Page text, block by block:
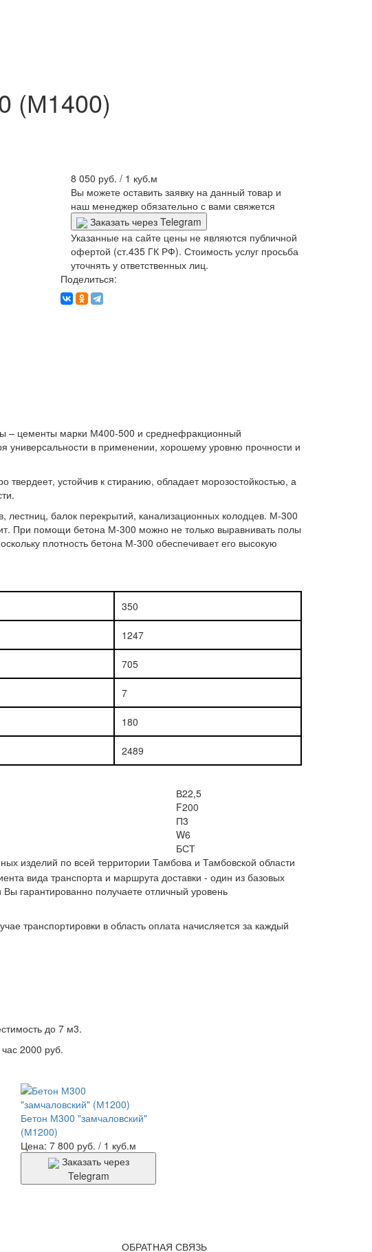
(М1400)
8 050 руб. / 1 куб.м
Вы можете оставить заявку на данный товар и
наш менеджер обязательно с вами свяжется
Заказать через Telegram
Указанные на сайте цены не являются публичной
офертой (ст.435 ГК РФ). Стоимость услуг просьба
уточнять у ответственных лиц.
Поделиться:
– цементы марки М400-500 и среднефракционный
универсальности в применении, хорошему уровню прочности и
устойчив к стиранию, обладает морозостойкостью, а
балок перекрытий, канализационных колодцев. М-300
При помощи бетона М-300 можно не только выравнивать полы
плотность бетона М-300 обеспечивает его высокую
350
1247
705
7
180
2489
В22,5
F200
П3
W6
БСТ
изделий по всей территории Тамбова и Тамбовской области
вида транспорта и маршрута доставки - один из базовых
гарантированно получаете отличный уровень
транспортировки в область оплата начисляется за каждый
до 7 м3.
2000 руб.
Бетон М300 "замчаловский"
(М1200)
Цена: 7 800 руб. / 1 куб.м
Заказать через
Telegram
ОБРАТНАЯ СВЯЗЬ